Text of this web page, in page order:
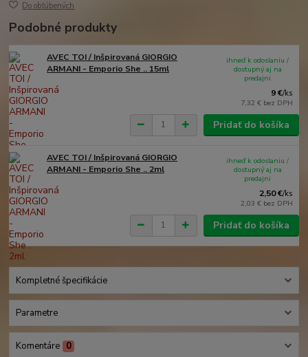
Do obľúbených
Podobné produkty
AVEC TOI / Inšpirovaná GIORGIO
ARMANI - Emporio She .. 15ml
9 €/ks
7,32 € bez DPH
ihneď k odoslaniu /
dostupný aj na
predajni
Pridať do košíka
AVEC TOI / Inšpirovaná GIORGIO
ARMANI - Emporio She .. 2ml
2,50 €/ks
2,03 € bez DPH
ihneď k odoslaniu /
dostupný aj na
predajni
Pridať do košíka
Kompletné špecifikácie
Parametre
Komentáre 0